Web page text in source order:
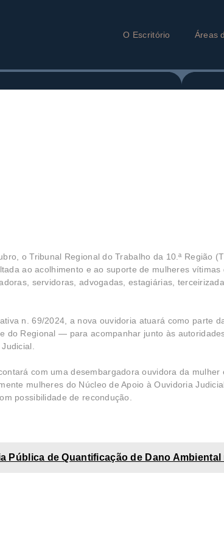
O Escritório Áreas
o Tribunal Regional do Trabalho da 10.ª Região
ao acolhimento e ao suporte de mulheres
servidoras, advogadas, estagiárias,
n. 69/2024, a nova ouvidoria atuará como parte
do Regional — para acompanhar junto às
com uma desembargadora ouvidora da
mulheres do Núcleo de Apoio à Ouvidoria
possibilidade de recondução.
Pública de Quantificação de Dano Ambiental